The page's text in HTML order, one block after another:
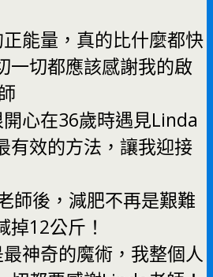
量，真的比什麼都快
一切都應該感謝我的啟
心在36歲時遇見Linda
有效的方法，讓我迎接
後，減肥不再是艱難
掉12公斤！
奇的魔術，我整個人